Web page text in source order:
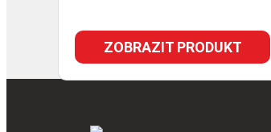
ZOBRAZIT PRODUKT